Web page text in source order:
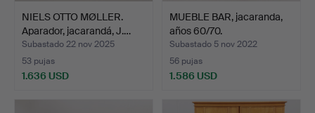
NIELS OTTO MØLLER.
Aparador, jacarandá, J.…
Subastado 22 nov 2025
53 pujas
1.636 USD
MUEBLE BAR, jacaranda,
años 60/70.
Subastado 5 nov 2022
56 pujas
1.586 USD